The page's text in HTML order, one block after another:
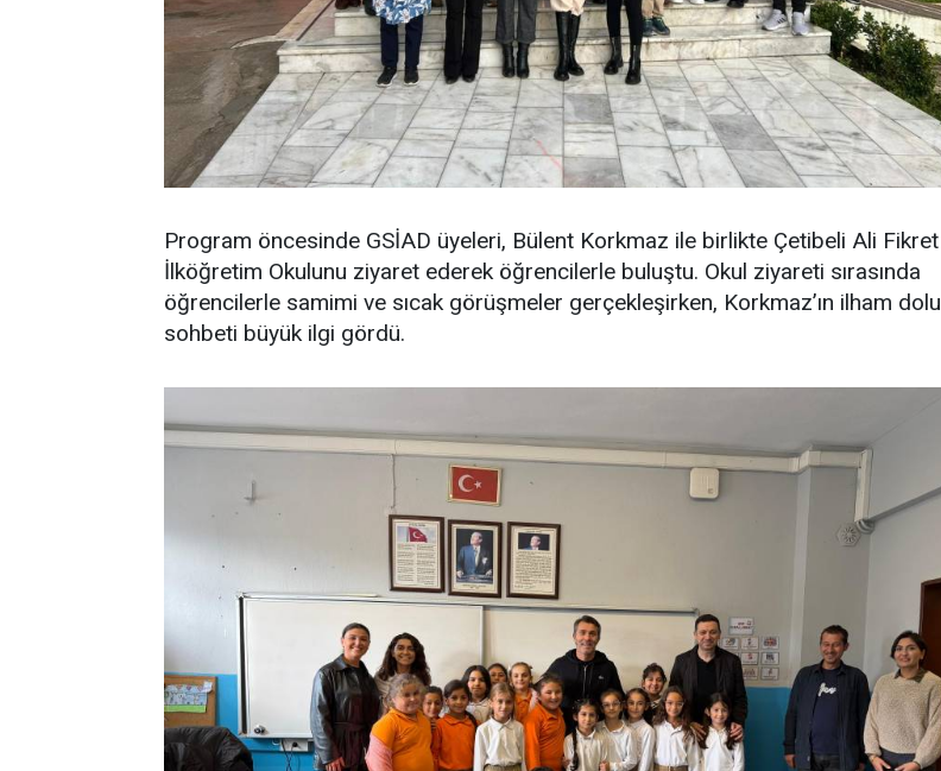
Program öncesinde GSİAD üyeleri, Bülent Korkmaz ile birlikte Çetibeli Ali Fikret
İlköğretim Okulunu ziyaret ederek öğrencilerle buluştu. Okul ziyareti sırasında
öğrencilerle samimi ve sıcak görüşmeler gerçekleşirken, Korkmaz’ın ilham dolu
sohbeti büyük ilgi gördü.